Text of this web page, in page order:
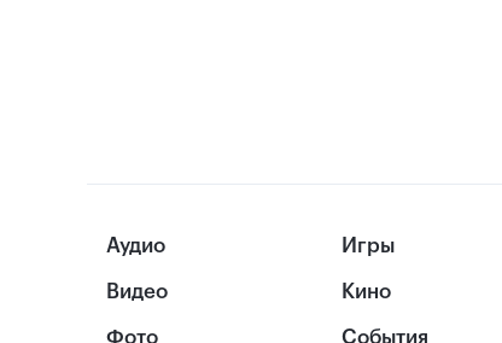
Аудио
Видео
Фото
Игры
Кино
События